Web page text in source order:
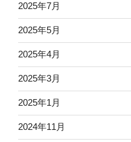
2025年7月
2025年5月
2025年4月
2025年3月
2025年1月
2024年11月